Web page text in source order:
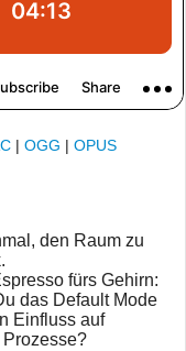
| OGG | OPUS
den Raum zu
fürs Gehirn:
das Default Mode
Einfluss auf